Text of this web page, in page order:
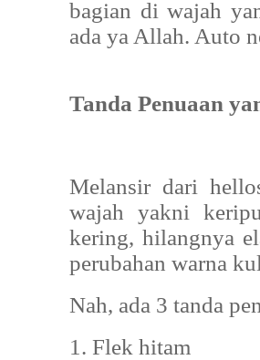
bagian di wajah
ada ya Allah. Auto
Tanda Penuaan
Melansir dari
wajah yakni
kering, hilangnya
perubahan warna
Nah, ada 3 tanda
1. Flek hitam